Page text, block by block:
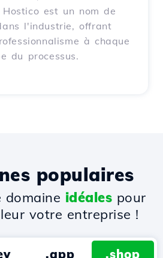
Hostico est un nom de
l'industrie, offrant
à chaque
du processus.
populaires
domaine idéales pour
votre entreprise !
.app .shop